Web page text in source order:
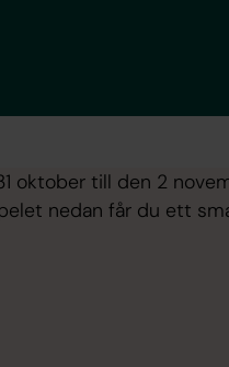
oktober till den 2
nedan får du ett